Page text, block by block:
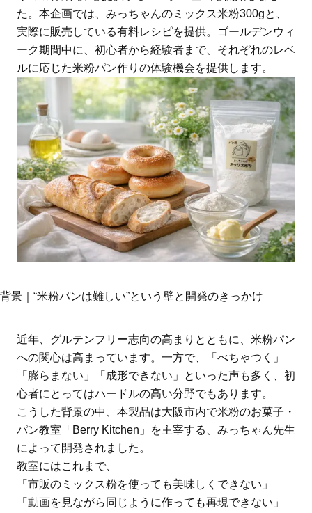
た。本企画では、みっちゃんのミックス米粉300gと、
実際に販売している有料レシピを提供。ゴールデンウィ
ーク期間中に、初心者から経験者まで、それぞれのレベ
ルに応じた米粉パン作りの体験機会を提供します。
背景｜“米粉パンは難しい”という壁と開発のきっかけ
近年、グルテンフリー志向の高まりとともに、米粉パン
への関心は高まっています。一方で、「べちゃつく」
「膨らまない」「成形できない」といった声も多く、初
心者にとってはハードルの高い分野でもあります。
こうした背景の中、本製品は大阪市内で米粉のお菓子・
パン教室「Berry Kitchen」を主宰する、みっちゃん先生
によって開発されました。
教室にはこれまで、
「市販のミックス粉を使っても美味しくできない」
「動画を見ながら同じように作っても再現できない」